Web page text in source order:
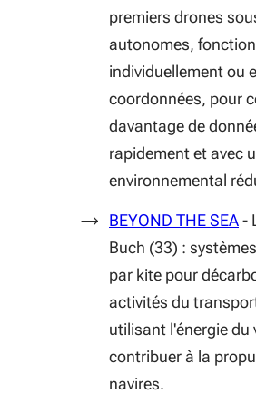
premiers drones
autonomes,
individuellement ou
coordonnées, pour
davantage de
rapidement et avec
environnemental
BEYOND THE SEA-
Buch (33) :
par kite pour
activités du
utilisant l'énergie du
contribuer à la
navires.